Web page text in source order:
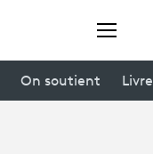
On soutient